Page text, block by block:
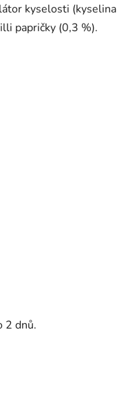
kyselosti (kyselina
papričky (0,3 %).
2 dnů.